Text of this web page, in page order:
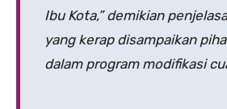
Ibu Kota,” demikian
yang kerap disampaikan
dalam program modifikasi